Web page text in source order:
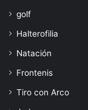
golf
Halterofilia
Natación
Frontenis
Tiro con Arco